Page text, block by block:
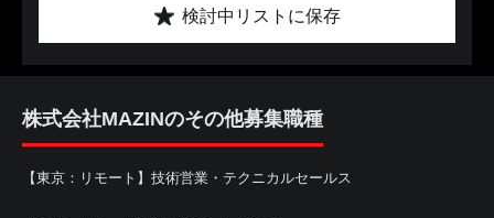
検討中リストに保存
株式会社MAZINのその他募集職種
【東京：リモート】技術営業・テクニカルセールス